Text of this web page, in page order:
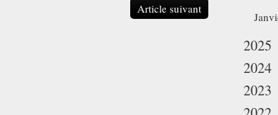
Article suivant
2025
2024
2023